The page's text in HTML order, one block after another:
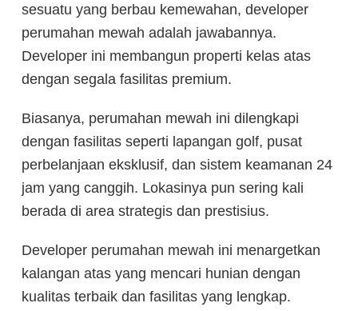
sesuatu yang berbau kemewahan, developer
perumahan mewah adalah jawabannya.
Developer ini membangun properti kelas atas
dengan segala fasilitas premium.
Biasanya, perumahan mewah ini dilengkapi
dengan fasilitas seperti lapangan golf, pusat
perbelanjaan eksklusif, dan sistem keamanan 24
jam yang canggih. Lokasinya pun sering kali
berada di area strategis dan prestisius.
Developer perumahan mewah ini menargetkan
kalangan atas yang mencari hunian dengan
kualitas terbaik dan fasilitas yang lengkap.